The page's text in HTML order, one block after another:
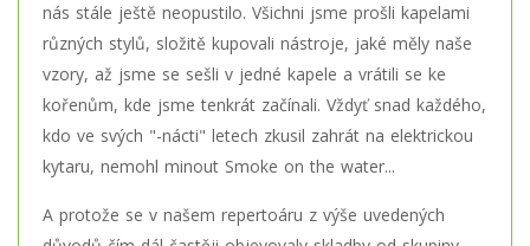
nás stále ještě neopustilo. Všichni jsme prošli kapelami
různých stylů, složitě kupovali nástroje, jaké měly naše
vzory, až jsme se sešli v jedné kapele a vrátili se ke
kořenům, kde jsme tenkrát začínali. Vždyť snad každého,
kdo ve svých "-nácti" letech zkusil zahrát na elektrickou
kytaru, nemohl minout Smoke on the water...
A protože se v našem repertoáru z výše uvedených